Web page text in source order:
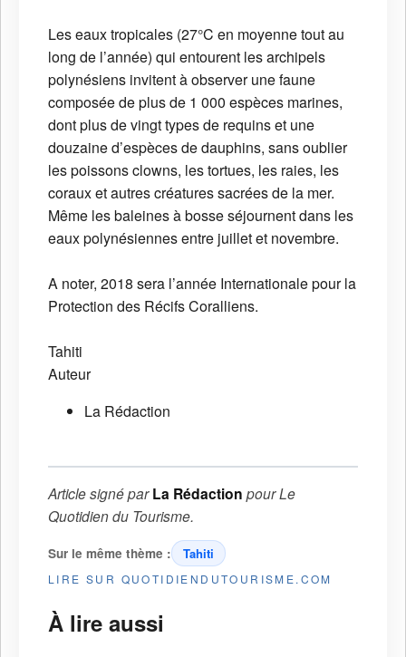
Les eaux tropicales (27°C en moyenne tout au
long de l’année) qui entourent les archipels
polynésiens invitent à observer une faune
composée de plus de 1 000 espèces marines,
dont plus de vingt types de requins et une
douzaine d’espèces de dauphins, sans oublier
les poissons clowns, les tortues, les raies, les
coraux et autres créatures sacrées de la mer.
Même les baleines à bosse séjournent dans les
eaux polynésiennes entre juillet et novembre.
A noter, 2018 sera l’année Internationale pour la
Protection des Récifs Coralliens.
Tahiti
Auteur
La Rédaction
Article signé parLa Rédaction pourLe
Quotidien du Tourisme.
Sur le même thème : Tahiti
LIRE SUR QUOTIDIENDUTOURISME.COM
À lire aussi